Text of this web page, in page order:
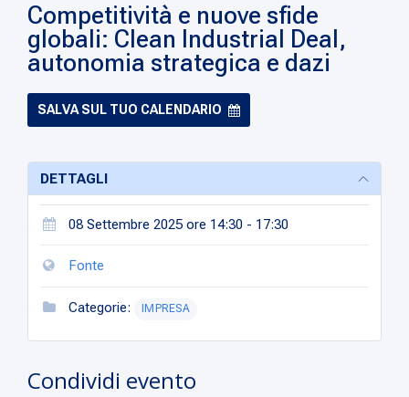
Competitività e nuove sfide
globali: Clean Industrial Deal,
autonomia strategica e dazi
SALVA SUL TUO CALENDARIO
DETTAGLI
08 Settembre 2025 ore 14:30 - 17:30
Fonte
Categorie: IMPRESA
Condividi evento